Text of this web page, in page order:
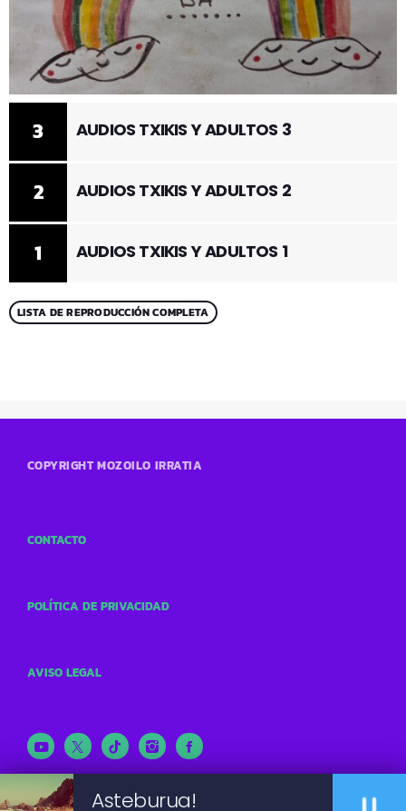
1 AUDIOS TXIKIS Y ADULTOS 1
2 AUDIOS TXIKIS Y ADULTOS 2
3 AUDIOS TXIKIS Y ADULTOS 3
LISTA DE REPRODUCCIÓN COMPLETA
Asteburua!
COPYRIGHT MOZOILO IRRATIA
CONTACTO
POLÍTICA DE PRIVACIDAD
AVISO LEGAL